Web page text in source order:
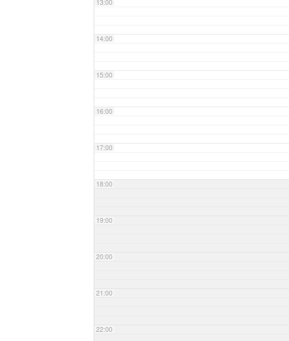
13:00
14:00
15:00
16:00
17:00
18:00
19:00
20:00
21:00
22:00